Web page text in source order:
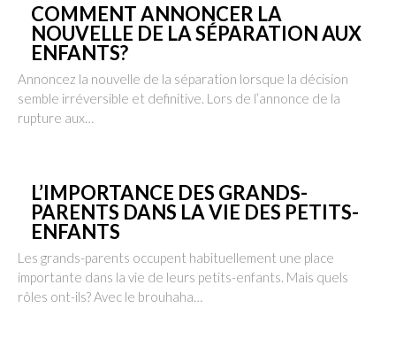
COMMENT ANNONCER LA
NOUVELLE DE LA SÉPARATION AUX
ENFANTS?
Annoncez la nouvelle de la séparation lorsque la décision
semble irréversible et definitive. Lors de l’annonce de la
rupture aux…
L’IMPORTANCE DES GRANDS-
PARENTS DANS LA VIE DES PETITS-
ENFANTS
Les grands-parents occupent habituellement une place
importante dans la vie de leurs petits-enfants. Mais quels
rôles ont-ils? Avec le brouhaha…